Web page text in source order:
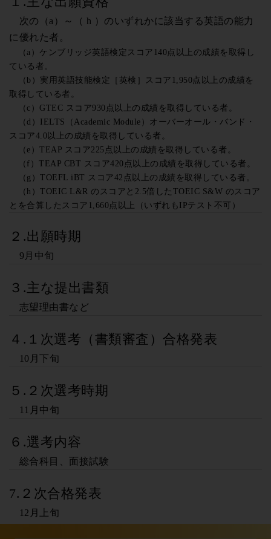
次の（a）～（ h ）のいずれかに該当する英語の能力
に優れた者。
（a）ケンブリッジ英語検定スコア140点以上の成績を取得し
ている者。
（b）実用英語技能検定［英検］スコア1,950点以上の成績を
取得している者。
（c）GTEC スコア930点以上の成績を取得している者。
（d）IELTS（Academic Module）オーバーオール・バンド・
スコア4.0以上の成績を取得している者。
（e）TEAP スコア225点以上の成績を取得している者。
（f）TEAP CBT スコア420点以上の成績を取得している者。
（g）TOEFL iBT スコア42点以上の成績を取得している者。
（h）TOEIC L&R のスコアと2.5倍したTOEIC S&W のスコア
とを合算したスコア1,660点以上（いずれもIPテスト不可）
２.出願時期
9月中旬
３.主な提出書類
志望理由書など
４.１次選考（書類審査）合格発表
10月下旬
５.２次選考時期
11月中旬
６.選考内容
総合科目、面接試験
7.２次合格発表
12月上旬